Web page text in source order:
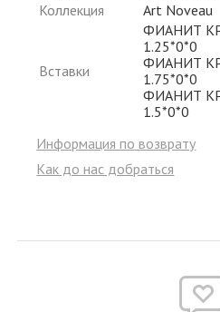
Коллекция
Art Noveau
Вставки
ФИАНИТ
1.25*0*0
ФИАНИТ
1.75*0*0
ФИАНИТ
1.5*0*0
Информация по возврату
Как до нас добраться